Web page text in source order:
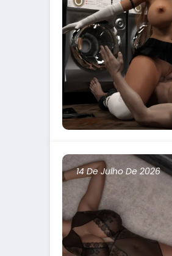
14 De Julho De 2026